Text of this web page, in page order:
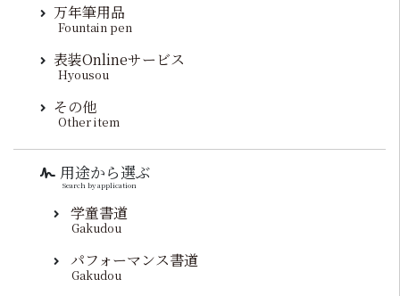
万年筆用品
Fountain pen
表装Onlineサービス
Hyousou
その他
Other item
用途から選ぶ
Search by application
学童書道
Gakudou
パフォーマンス書道
Gakudou